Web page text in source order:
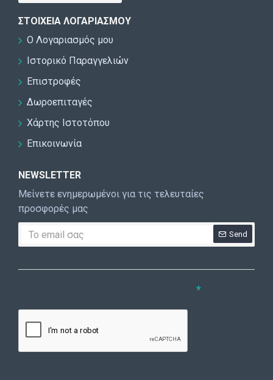
ΣΤΟΙΧΕΊΑ ΛΟΓΑΡΙΑΣΜΟΎ
Ο Λογαριασμός μου
Ιστορικό Παραγγελιών
Επιστροφές
Δωροεπιταγές
Χάρτης Ιστοτόπου
Επικοινωνία
NEWSLETTER
Μείνετε ενημερωμένοι για τις τελευταίες
προσφορές μας
Send